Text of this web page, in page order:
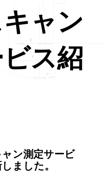
ャン
ス紹
ン測定サービ
ました。